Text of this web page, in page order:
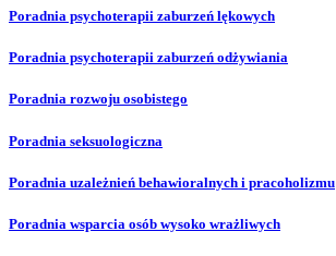
Poradnia psychoterapii zaburzeń lękowych
Poradnia psychoterapii zaburzeń odżywiania
Poradnia rozwoju osobistego
Poradnia seksuologiczna
Poradnia uzależnień behawioralnych i pracoholizmu
Poradnia wsparcia osób wysoko wrażliwych